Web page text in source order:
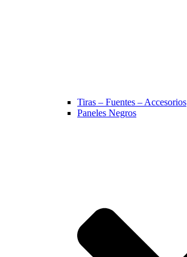
Tiras – Fuentes – Accesorios
Paneles Negros